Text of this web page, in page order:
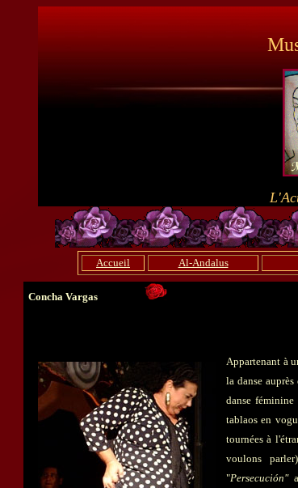
Accueil Al-Andalus
Concha Vargas
Appartenant à
la danse
danse féminine
tablaos en
tournées à
voulons
"Persecución"